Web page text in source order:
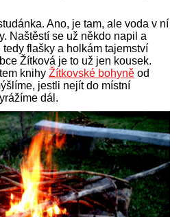
Ano, je tam, ale voda v ní
Naštěstí se už někdo napil a
flašky a holkám tajemství
Žítková je to už jen kousek.
knihy Žítkovské bohyně od
jestli nejít do místní
dál.